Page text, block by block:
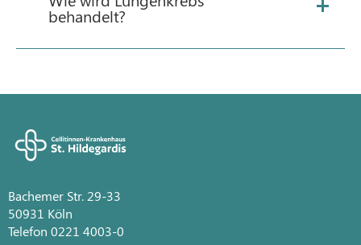
behandelt?
Bachemer Str. 29-33
50931 Köln
Telefon 0221 4003-0